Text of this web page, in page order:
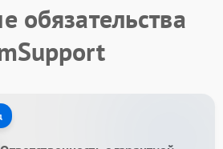
обязательства